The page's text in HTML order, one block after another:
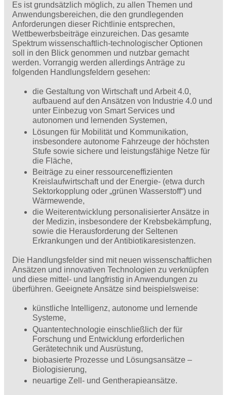
Es ist grundsätzlich möglich, zu allen Themen und
Anwendungsbereichen, die den grundlegenden
Anforderungen dieser Richtlinie entsprechen,
Wettbewerbsbeiträge einzureichen. Das gesamte
Spektrum wissenschaftlich-technologischer Optionen
soll in den Blick genommen und nutzbar gemacht
werden. Vorrangig werden allerdings Anträge zu
folgenden Handlungsfeldern gesehen:
die Gestaltung von Wirtschaft und Arbeit 4.0,
aufbauend auf den Ansätzen von Industrie 4.0 und
unter Einbezug von Smart Services und
autonomen und lernenden Systemen,
Lösungen für Mobilität und Kommunikation,
insbesondere autonome Fahrzeuge der höchsten
Stufe sowie sichere und leistungsfähige Netze für
die Fläche,
Beiträge zu einer ressourceneffizienten
Kreislaufwirtschaft und der Energie- (etwa durch
Sektorkopplung oder ­„grünen Wasserstoff“) und
Wärmewende,
die Weiterentwicklung personalisierter Ansätze in
der Medizin, insbesondere der Krebsbekämpfung,
sowie die ­Herausforderung der Seltenen
Erkrankungen und der Antibiotikaresistenzen.
Die Handlungsfelder sind mit neuen wissenschaftlichen
Ansätzen und innovativen Technologien zu verknüpfen
und diese mittel- und langfristig in Anwendungen zu
überführen. Geeignete Ansätze sind beispielsweise:
künstliche Intelligenz, autonome und lernende
Systeme,
Quantentechnologie einschließlich der für
Forschung und Entwicklung erforderlichen
Gerätetechnik und Ausrüstung,
biobasierte Prozesse und Lösungsansätze –
Biologisierung,
neuartige Zell- und Gentherapieansätze.